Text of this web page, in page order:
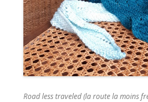
Road less traveled (la route la moins